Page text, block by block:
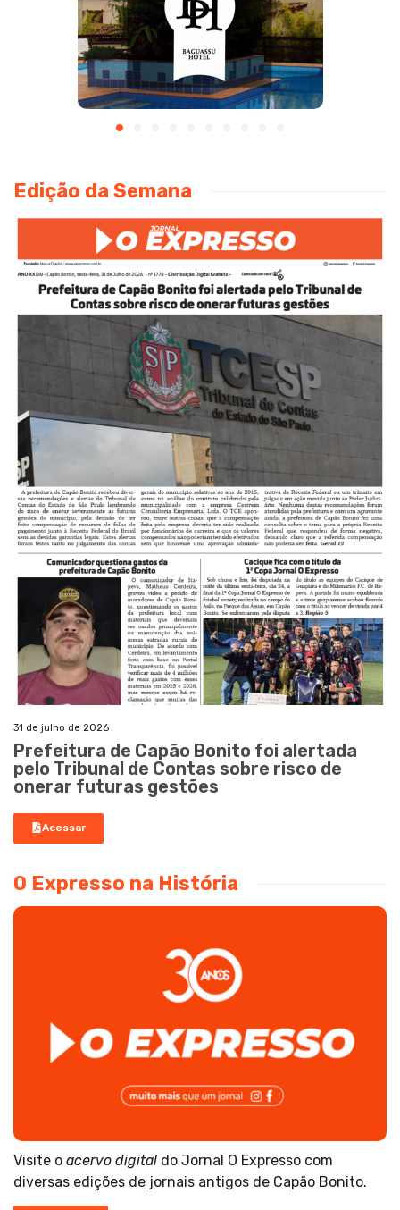
Edição da Semana
31 de julho de 2026
Prefeitura de Capão Bonito foi alertada
pelo Tribunal de Contas sobre risco de
onerar futuras gestões
Acessar
O Expresso na História
Visite o acervo digital do Jornal O Expresso com
diversas edições de jornais antigos de Capão Bonito.